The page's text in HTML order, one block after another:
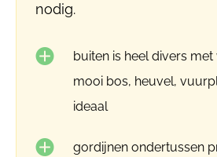
nodig.
buiten is heel divers met
mooi bos, heuvel,
ideaal
gordijnen ondertussen